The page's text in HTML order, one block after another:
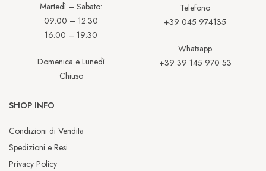
Martedì – Sabato:
09:00 – 12:30
16:00 – 19:30
Domenica e Lunedì
Chiuso
Telefono
+39 045 974135
Whatsapp
+39 39 145 970 53
SHOP INFO
Condizioni di Vendita
Spedizioni e Resi
Privacy Policy